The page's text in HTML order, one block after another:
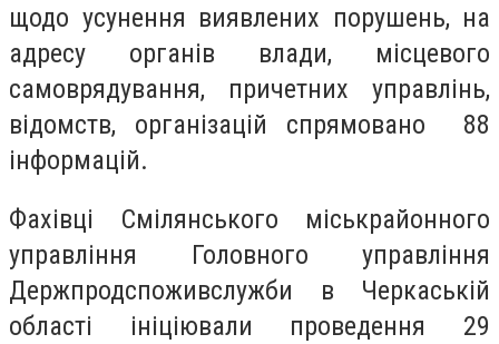
щодо усунення виявлених порушень, на
адресу органів влади, місцевого
самоврядування, причетних управлінь,
відомств, організацій спрямовано 88
інформацій.
Фахівці Смілянського міськрайонного
управління Головного управління
Держпродспоживслужби в Черкаській
області ініціювали проведення 29